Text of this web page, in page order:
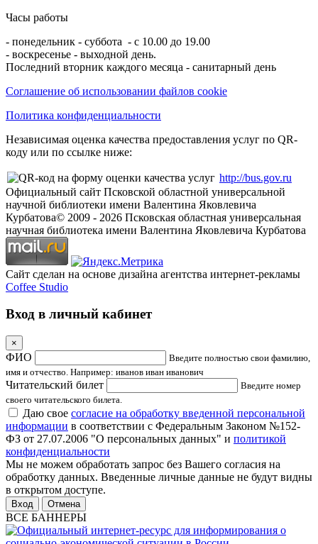
Часы работы
- понедельник - суббота - с 10.00 до 19.00
- воскресенье - выходной день.
Последний вторник каждого месяца - санитарный день
Соглашение об использовании файлов cookie
Политика конфиденциальности
Независимая оценка качества предоставления услуг по QR-
коду или по ссылке ниже:
http://bus.gov.ru
Официальный сайт Псковской областной универсальной
научной библиотеки имени Валентина Яковлевича
Курбатова© 2009 - 2026 Псковская областная универсальная
научная библиотека имени Валентина Яковлевича Курбатова
Сайт сделан на основе дизайна агентства интернет-рекламы
Coffee Studio
Вход в личный кабинет
×
ФИО
Введите полностью свои фамилию,
имя и отчество. Например: иванов иван иванович
Читательский билет
Введите номер
своего читательского билета.
Даю свое согласие на обработку введенной персональной
информации в соответствии с Федеральным Законом №152-
ФЗ от 27.07.2006 "О персональных данных" и политикой
конфиденциальности
Мы не можем обработать запрос без Вашего согласия на
обработку данных. Введенные личные данные не будут видны
в открытом доступе.
Отмена
ВСЕ БАННЕРЫ